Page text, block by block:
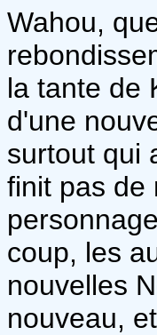
Wahou,
la tante de
d'une
surtout qui
finit pas de
coup, les
nouvelles
nouveau,